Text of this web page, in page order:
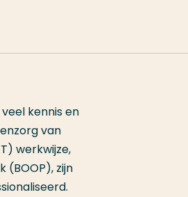
kennis en
van
werkwijze,
(BOOP), zijn